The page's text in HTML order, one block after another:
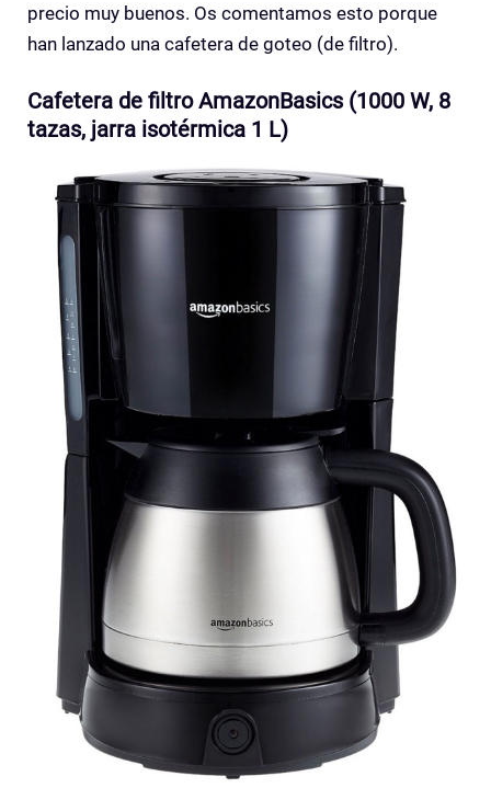
precio muy buenos. Os comentamos esto porque
han lanzado una cafetera de goteo (de filtro).
Cafetera de filtro AmazonBasics (1000 W, 8
tazas, jarra isotérmica 1 L)